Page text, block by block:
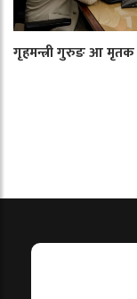
गृहमन्त्री गुरुङ आ मृतक